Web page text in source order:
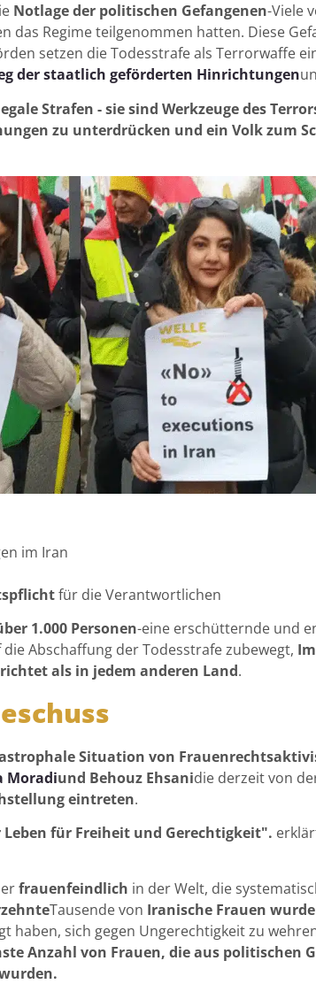
Notlage der politischen Gefangenen-Viele
das Regime teilgenommen hatten. Diese
setzen die Todesstrafe als Terrorwaffe
der staatlich geförderten Hinrichtungen
Strafen - sie sind Werkzeuge des
zu unterdrücken und ein Volk zum
im Iran
für die Verantwortlichen
1.000 Personen-eine erschütternde und
Abschaffung der Todesstrafe zubewegt,
als in jedem anderen Land.
Situation von
Moradiund Behouz Ehsanidie derzeit von
eintreten.
für Freiheit und Gerechtigkeit".
frauenfeindlich in der Welt, die
Tausende von Iranische Frauen
haben, sich gegen Ungerechtigkeit zu
Anzahl von Frauen, die aus politischen